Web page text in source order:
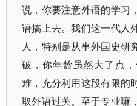
说，你要注意外语的学习
语搞上去。我们这一代人
人，特别是从事外国史研
破，你年龄虽然大了点
难，充分利用这段有限的
取外语过关。至于专业嘛